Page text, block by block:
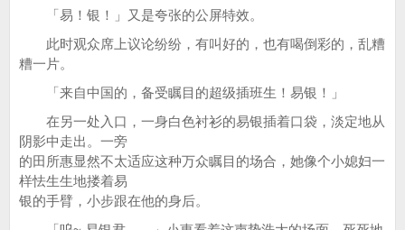
「易！银！」又是夸张的公屏特效。
此时观众席上议论纷纷，有叫好的，也有喝倒彩的，乱糟
糟一片。
「来自中国的，备受瞩目的超级插班生！易银！」
在另一处入口，一身白色衬衫的易银插着口袋，淡定地从
阴影中走出。一旁
的田所惠显然不太适应这种万众瞩目的场合，她像个小媳妇一
样怯生生地搂着易
银的手臂，小步跟在他的身后。